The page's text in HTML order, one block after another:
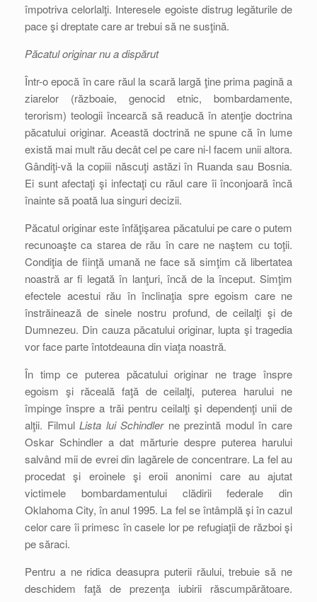
împotriva celorlalţi. Interesele egoiste distrug legăturile de
pace şi dreptate care ar trebui să ne susţină.
Păcatul originar nu a dispărut
Într-o epocă în care răul la scară largă ţine prima pagină a
ziarelor (războaie, genocid etnic, bombardamente,
terorism) teologii încearcă să readucă în atenţie doctrina
păcatului originar. Această doctrină ne spune că în lume
există mai mult rău decât cel pe care ni-l facem unii altora.
Gândiţi-vă la copiii născuţi astăzi în Ruanda sau Bosnia.
Ei sunt afectaţi şi infectaţi cu răul care îi înconjoară încă
înainte să poată lua singuri decizii.
Păcatul originar este înfăţişarea păcatului pe care o putem
recunoaşte ca starea de rău în care ne naştem cu toţii.
Condiţia de fiinţă umană ne face să simţim că libertatea
noastră ar fi legată în lanţuri, încă de la început. Simţim
efectele acestui rău în înclinaţia spre egoism care ne
înstrăinează de sinele nostru profund, de ceilalţi şi de
Dumnezeu. Din cauza păcatului originar, lupta şi tragedia
vor face parte întotdeauna din viaţa noastră.
În timp ce puterea păcatului originar ne trage înspre
egoism şi răceală faţă de ceilalţi, puterea harului ne
împinge înspre a trăi pentru ceilalţi şi dependenţi unii de
alţii. FilmulLista lui Schindlerne prezintă modul în care
Oskar Schindler a dat mărturie despre puterea harului
salvând mii de evrei din lagărele de concentrare. La fel au
procedat şi eroinele şi eroii anonimi care au ajutat
victimele bombardamentului clădirii federale din
Oklahoma City, în anul 1995. La fel se întâmplă şi în cazul
celor care îi primesc în casele lor pe refugiaţii de război şi
pe săraci.
Pentru a ne ridica deasupra puterii răului, trebuie să ne
deschidem faţă de prezenţa iubirii răscumpărătoare.